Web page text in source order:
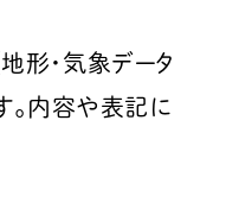
形・気象データ
。内容や表記に